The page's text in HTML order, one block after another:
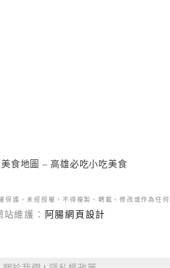
護。未經授權，不得複製、轉載、修改或作為任
站維護： 阿腸網頁設計